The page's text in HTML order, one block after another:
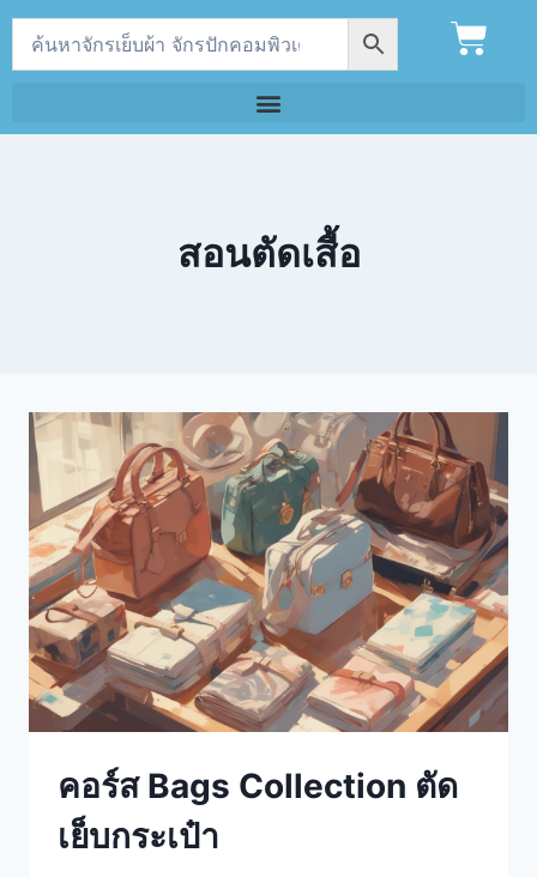
สอนตัดเสื้อ
คอร์ส Bags Collection ตัด
เย็บกระเป๋า